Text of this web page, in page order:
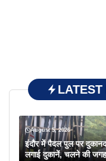
LATEST
August 5, 2026
इंदौर में पैदल पुल पर
लगाई दुकानें, चलने की जगह